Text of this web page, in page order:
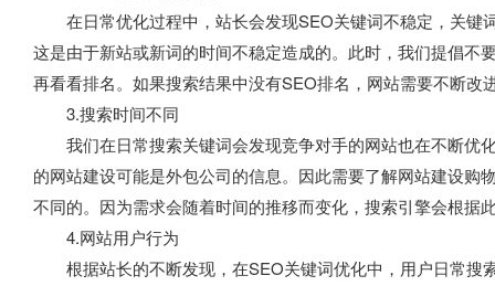
在日常优化过程中，站长会发现SEO关键词不稳定，关键
这是由于新站或新词的时间不稳定造成的。此时，我们提倡
再看看排名。如果搜索结果中没有SEO排名，网站需要不断改
3.搜索时间不同
我们在日常搜索关键词会发现竞争对手的网站也在不断优
的网站建设可能是外包公司的信息。因此需要了解网站建设
不同的。因为需求会随着时间的推移而变化，搜索引擎会根据
4.网站用户行为
根据站长的不断发现，在SEO关键词优化中，用户日常搜